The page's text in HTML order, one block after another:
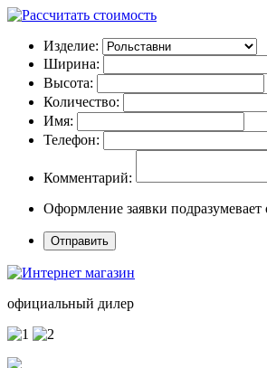
Изделие:
Ширина:
Высота:
Количество:
Имя:
Телефон:
Комментарий:
Оформление заявки подразумевает
официальный дилер